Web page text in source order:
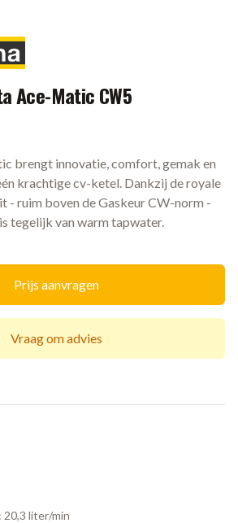
Ace-Matic CW5
brengt innovatie, comfort, gemak en
krachtige cv-ketel. Dankzij de royale
- ruim boven de Gaskeur CW-norm -
tegelijk van warm tapwater.
Prijs aanvragen
Vraag om advies
20,3 liter/min